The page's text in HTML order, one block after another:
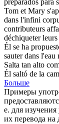
Tom et Mary
dans l'infini
contributeurs
déchiqueter
Él se ha
sauterdans l'eau
Salta tan alto
Él saltó de la
Больше
Примеры
е. для
их перевода на